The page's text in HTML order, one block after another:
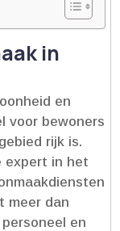
in
en
voor bewoners
rijk is.​
expert in het
meer dan
en